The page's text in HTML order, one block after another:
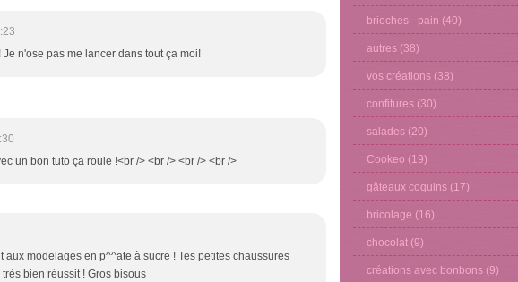
n'ose pas me lancer dans tout ça moi!
un bon tuto ça roule !<br /> <br /> <br /> <br />
aux modelages en p^^ate à sucre ! Tes petites chaussures
bien réussit ! Gros bisous
brioches - pain (40)
autres (38)
vos créations (38)
confitures (30)
salades (20)
Cookeo (19)
gâteaux coquins (17)
bricolage (16)
chocolat (9)
créations avec bonbons (9)